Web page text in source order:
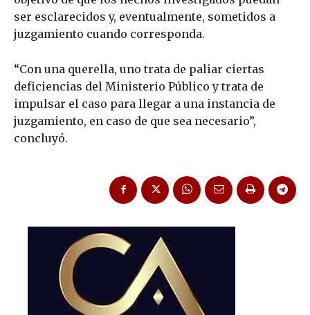
ser esclarecidos y, eventualmente, sometidos a
juzgamiento cuando corresponda.
“Con una querella, uno trata de paliar ciertas
deficiencias del Ministerio Público y trata de
impulsar el caso para llegar a una instancia de
juzgamiento, en caso de que sea necesario”,
concluyó.